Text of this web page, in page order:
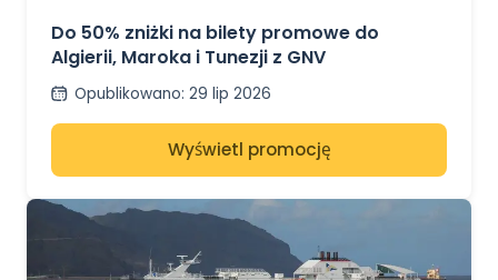
Do 50% zniżki na bilety promowe do
Algierii, Maroka i Tunezji z GNV
Opublikowano: 29 lip 2026
Wyświetl promocję